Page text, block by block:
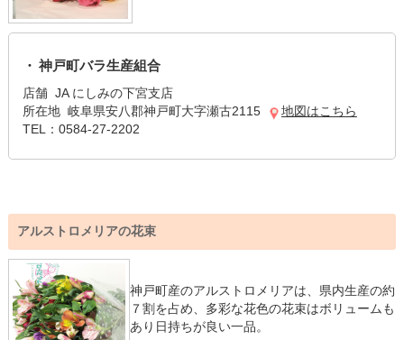
神戸町バラ生産組合
店舗 JA にしみの下宮支店
所在地 岐阜県安八郡神戸町大字瀬古2115
地図はこちら
TEL：0584-27-2202
アルストロメリアの花束
神戸町産のアルストロメリアは、県内生産の約
７割を占め、多彩な花色の花束はボリュームも
あり日持ちが良い一品。